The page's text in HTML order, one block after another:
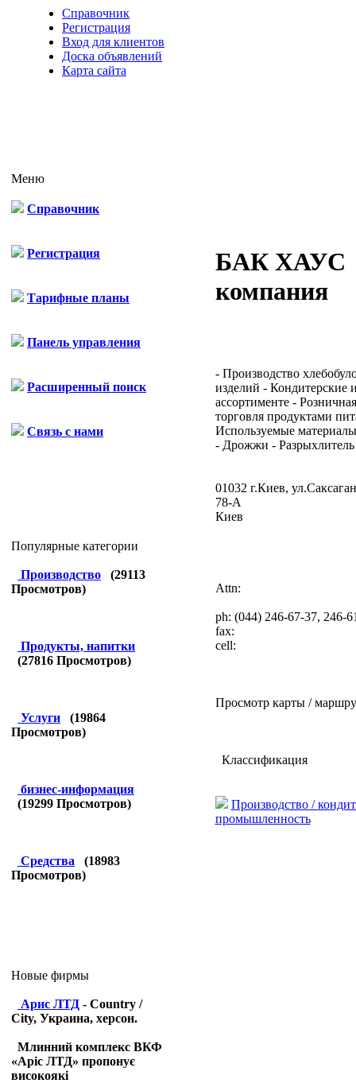
Справочник
Регистрация
Вход для клиентов
Доска объявлений
Карта сайта
Меню
Справочник
Регистрация
Тарифные планы
Панель управления
Расширенный поиск
Связь с нами
Популярные категории
Производство (29113
Просмотров)
Продукты, напитки
(27816 Просмотров)
Услуги (19864
Просмотров)
бизнес-информация
(19299 Просмотров)
Средства (18983
Просмотров)
Новые фирмы
Арис ЛТД - Country /
City, Украина, херсон.
Млинний комплекс ВКФ
«Аріс ЛТД» пропонує
високоякі
БАК ХАУС
компания
- Производство
изделий - Кондитерские
ассортименте - Розничная
торговля продуктами
Используемые
- Дрожжи -
01032 г.Киев,
78-А
Киев
Attn:
ph: (044) 246-67-37, 246-
fax:
cell:
Просмотр карты /
Классификация
Производство /
промышленность